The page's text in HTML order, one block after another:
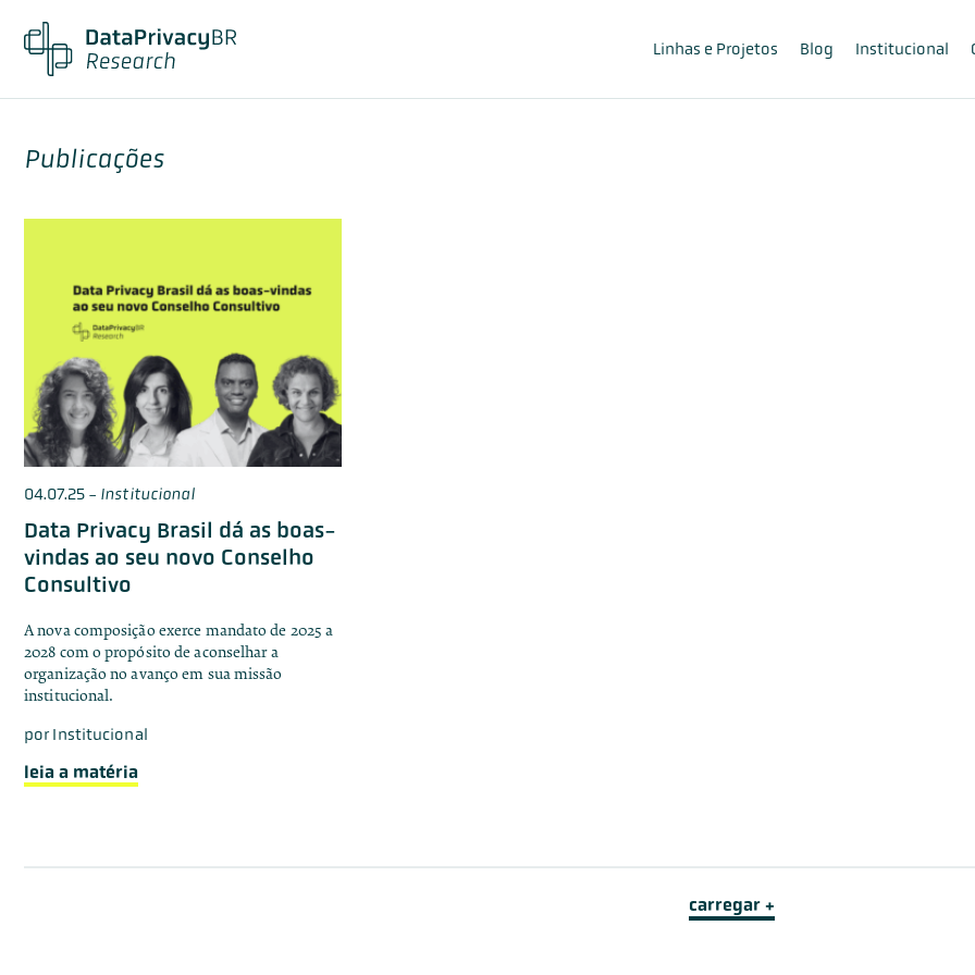
Linhas e Projetos Blog Institucional
Publicações
04.07.25- Institucional
Data Privacy Brasil dá as boas-
vindas ao seu novo Conselho
Consultivo
A nova composição exerce mandato de 2025 a
2028 com o propósito de aconselhar a
organização no avanço em sua missão
institucional.
porInstitucional
leia a matéria
carregar +